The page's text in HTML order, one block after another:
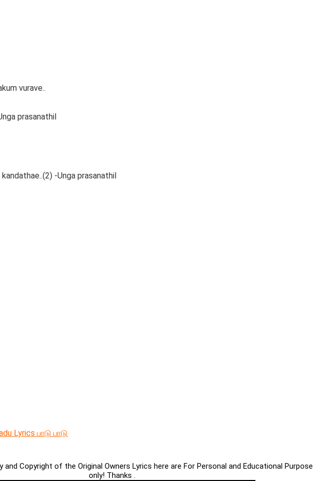
vurave..
prasanathil
-Unga prasanathil
Lyrics பாடு பாடு
and Copyright of the Original Owners Lyrics here are For Personal and Educational Purpose
only! Thanks .